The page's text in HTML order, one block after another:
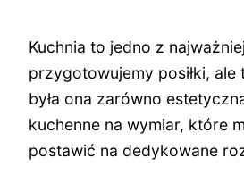
Kuchnia to jedno z
przygotowujemy posiłki,
była ona zarówno
kuchenne na wymiar, które
postawić na dedykowane